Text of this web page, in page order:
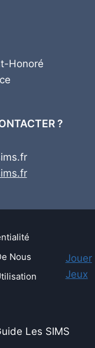
Honoré
?
Nous
Jouer
Jeux
Les SIMS